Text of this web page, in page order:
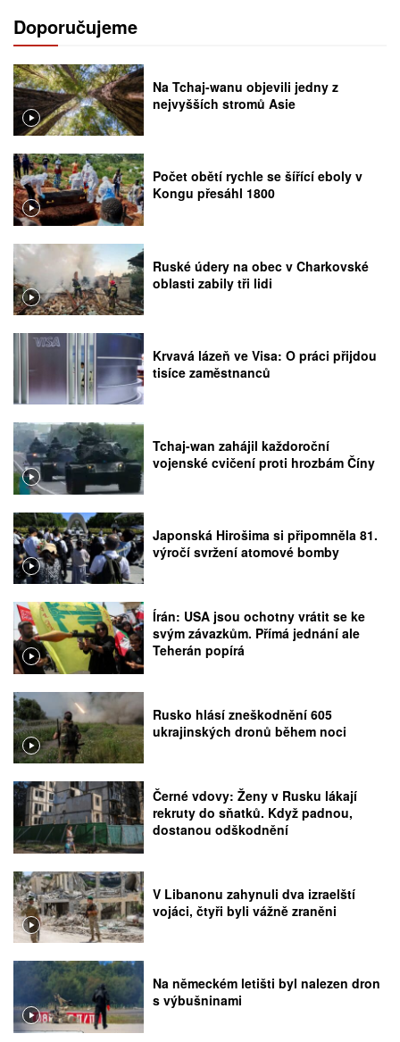
Doporučujeme
Na Tchaj-wanu objevili jedny z
nejvyšších stromů Asie
Počet obětí rychle se šířící eboly v
Kongu přesáhl 1800
Ruské údery na obec v Charkovské
oblasti zabily tři lidi
Krvavá lázeň ve Visa: O práci přijdou
tisíce zaměstnanců
Tchaj-wan zahájil každoroční
vojenské cvičení proti hrozbám Číny
Japonská Hirošima si připomněla 81.
výročí svržení atomové bomby
Írán: USA jsou ochotny vrátit se ke
svým závazkům. Přímá jednání ale
Teherán popírá
Rusko hlásí zneškodnění 605
ukrajinských dronů během noci
Černé vdovy: Ženy v Rusku lákají
rekruty do sňatků. Když padnou,
dostanou odškodnění
V Libanonu zahynuli dva izraelští
vojáci, čtyři byli vážně zraněni
Na německém letišti byl nalezen dron
s výbušninami